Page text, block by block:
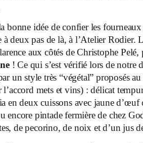
bonne idée de confier les fourneaux
à deux pas de là, à l’Atelier Rodier.
aux côtés de Christophe
! Ce qui s’est vérifié lors de notre
un style très “végétal” proposés
mets et vins) : délicat
en deux cuissons avec jaune d’œuf
encore pintade fermière de chez
de pecorino, de noix et d’un jus